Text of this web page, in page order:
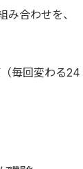
合わせを、
毎回変わる24